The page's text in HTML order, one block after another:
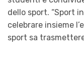
dello sport. “Sport
celebrare insieme
sport sa